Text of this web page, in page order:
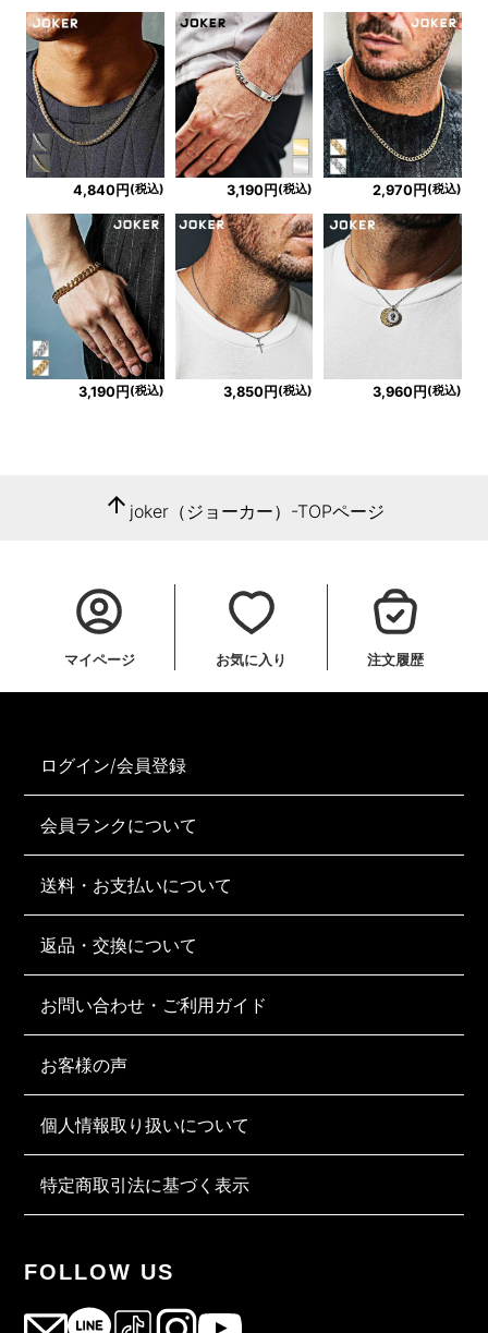
4,840円 (税込) 3,190円 (税込) 2,970円 (税込)
3,190円 (税込) 3,850円 (税込) 3,960円 (税込)
arrow_upward joker（ジョーカー）-TOPページ
マイページ お気に入り 注文履歴
ログイン/会員登録
会員ランクについて
送料・お支払いについて
返品・交換について
お問い合わせ・ご利用ガイド
お客様の声
個人情報取り扱いについて
特定商取引法に基づく表示
FOLLOW US